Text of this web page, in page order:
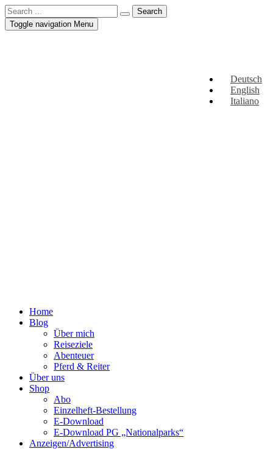
Deutsch
English
Italiano
Toggle navigation Menu
Home
Blog
Über mich
Reiseziele
Abenteuer
Pferd & Reiter
Über uns
Shop
Abo
Einzelheft-Bestellung
E-Download
E-Download PG „Nationalparks“
Anzeigen/Advertising